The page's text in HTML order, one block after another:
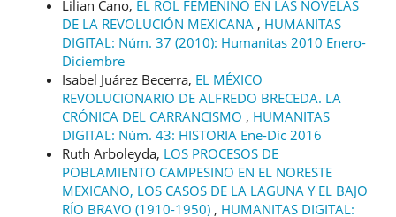
Lilian Cano, EL ROL FEMENINO EN LAS NOVELAS
DE LA REVOLUCIÓN MEXICANA , HUMANITAS
DIGITAL: Núm. 37 (2010): Humanitas 2010 Enero-
Diciembre
Isabel Juárez Becerra, EL MÉXICO
REVOLUCIONARIO DE ALFREDO BRECEDA. LA
CRÓNICA DEL CARRANCISMO , HUMANITAS
DIGITAL: Núm. 43: HISTORIA Ene-Dic 2016
Ruth Arboleyda, LOS PROCESOS DE
POBLAMIENTO CAMPESINO EN EL NORESTE
MEXICANO, LOS CASOS DE LA LAGUNA Y EL BAJO
RÍO BRAVO (1910-1950) , HUMANITAS DIGITAL: